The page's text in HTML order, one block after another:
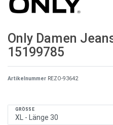
Only Damen
15199785
Artikelnummer REZO-93642
GRÖSSE